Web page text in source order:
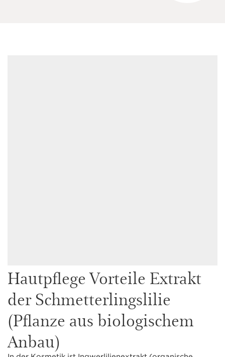
Hautpflege Vorteile Extrakt
der Schmetterlingslilie
(Pflanze aus biologischem
Anbau)